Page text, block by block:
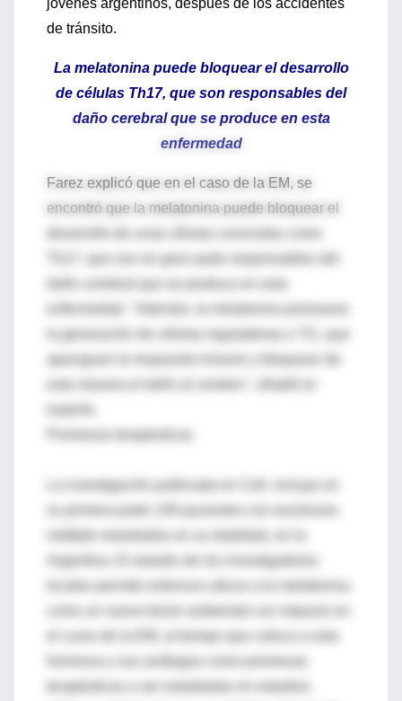
jóvenes argentinos, después de los accidentes
de tránsito.
La melatonina puede bloquear el desarrollo
de células Th17, que son responsables del
daño cerebral que se produce en esta
enfermedad
Farez explicó que en el caso de la EM, se
encontró que la melatonina puede bloquear el
la generación de células reguladoras o Tr1, que
apaciguan la respuesta inmune y bloquean de
Promesas terapéuticas
La investigación publicada en Cell, incluye en
Argentina. El estudio de los investigadores
el curso de la EM, al tiempo que coloca a esta
hormona y sus análogos como promesas
terapéuticas a ser estudiadas en estudios